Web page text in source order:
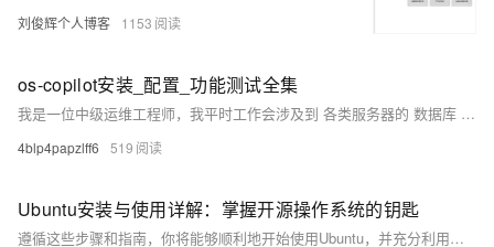
刘俊辉个人博客 1153
os-copilot安装_配置_功能测试全集
我是一位中级运维工程师，我平时工作会涉及到 各类服务器的 数据库 与 java环境配置 操作。 我顺利使用了OS Copilot的 -t -f | 功能，我的疑惑是不能在自动操作过程中直接给与脚本运行权限，必须需要自己运行一下 chmod 这个既然有了最高的权限，为什么就不能直接给与运行权限呢。 我认为 -t 功能有用，能解决后台运行基础命令操作。 我认为 -f 功能有用，可以通过task文件中撰写连续任务操作。 我认为 | 对文件理解上有很直接的解读，可以在理解新程序上有很大帮助。
4blp4papzlff6 519
Ubuntu安装与使用详解：掌握开源操作系统的钥匙
遵循这些步骤和指南，你将能够顺利地开始使用Ubuntu，并充分利用其强大的功能和友好的界面。